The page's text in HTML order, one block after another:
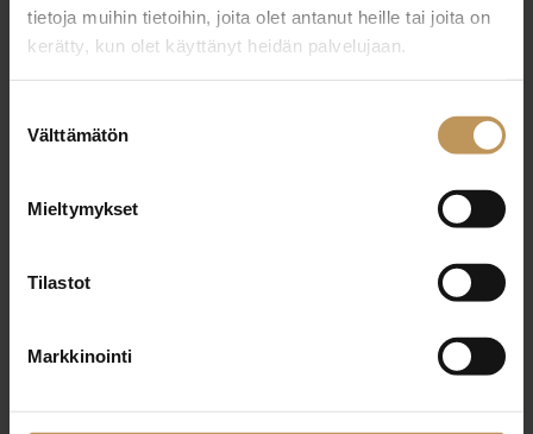
tietoja muihin tietoihin, joita olet antanut heille tai joita on
kerätty, kun olet käyttänyt heidän palvelujaan.
valinta
Välttämätön
Mieltymykset
Tilastot
Markkinointi